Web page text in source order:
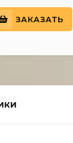
ЗАКАЗАТЬ